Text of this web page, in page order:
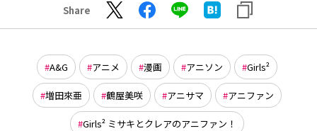
Share
A&G アニメ 漫画 アニソン Girls²
増田來亜 鶴屋美咲 アニサマ アニファン
Girls² ミサキとクレアのアニファン！